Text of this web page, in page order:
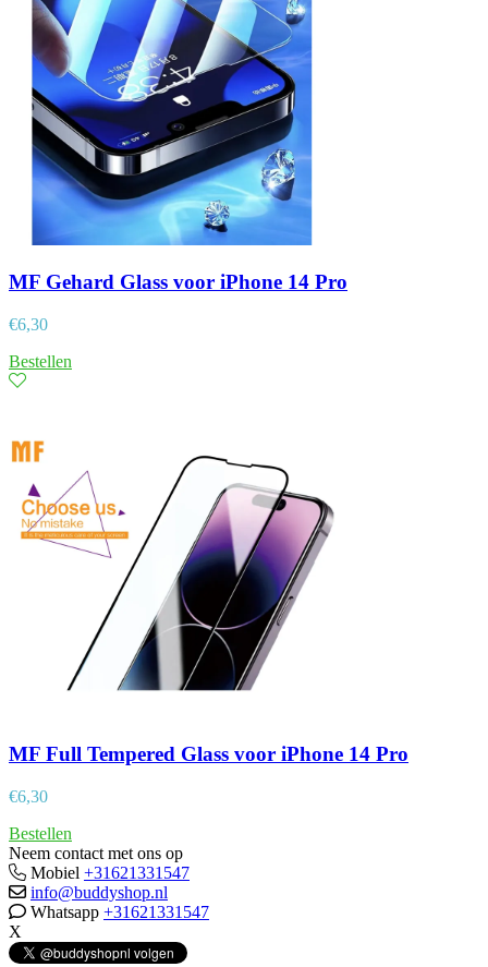
MF Gehard Glass voor iPhone 14 Pro
€6,30
Bestellen
MF Full Tempered Glass voor iPhone 14 Pro
€6,30
Bestellen
Neem contact met ons op
Mobiel +31621331547
info@buddyshop.nl
Whatsapp +31621331547
X